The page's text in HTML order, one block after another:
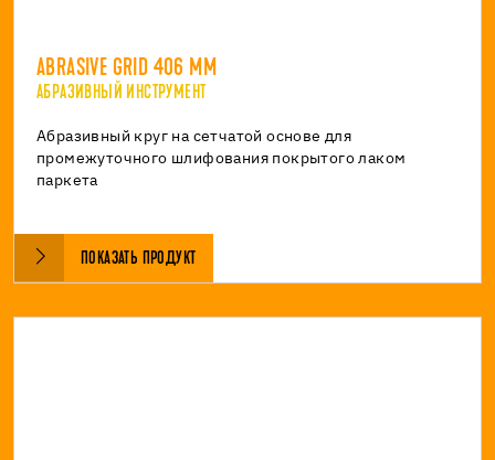
ABRASIVE GRID 406 MM
АБРАЗИВНЫЙ ИНСТРУМЕНТ
Абразивный круг на сетчатой основе для
промежуточного шлифования покрытого лаком
паркета
ПОКАЗАТЬ ПРОДУКТ